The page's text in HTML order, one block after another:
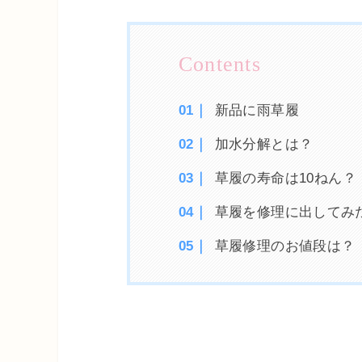
新品に雨草履
加水分解とは？
草履の寿命は10ねん？
草履を修理に出してみ
草履修理のお値段は？